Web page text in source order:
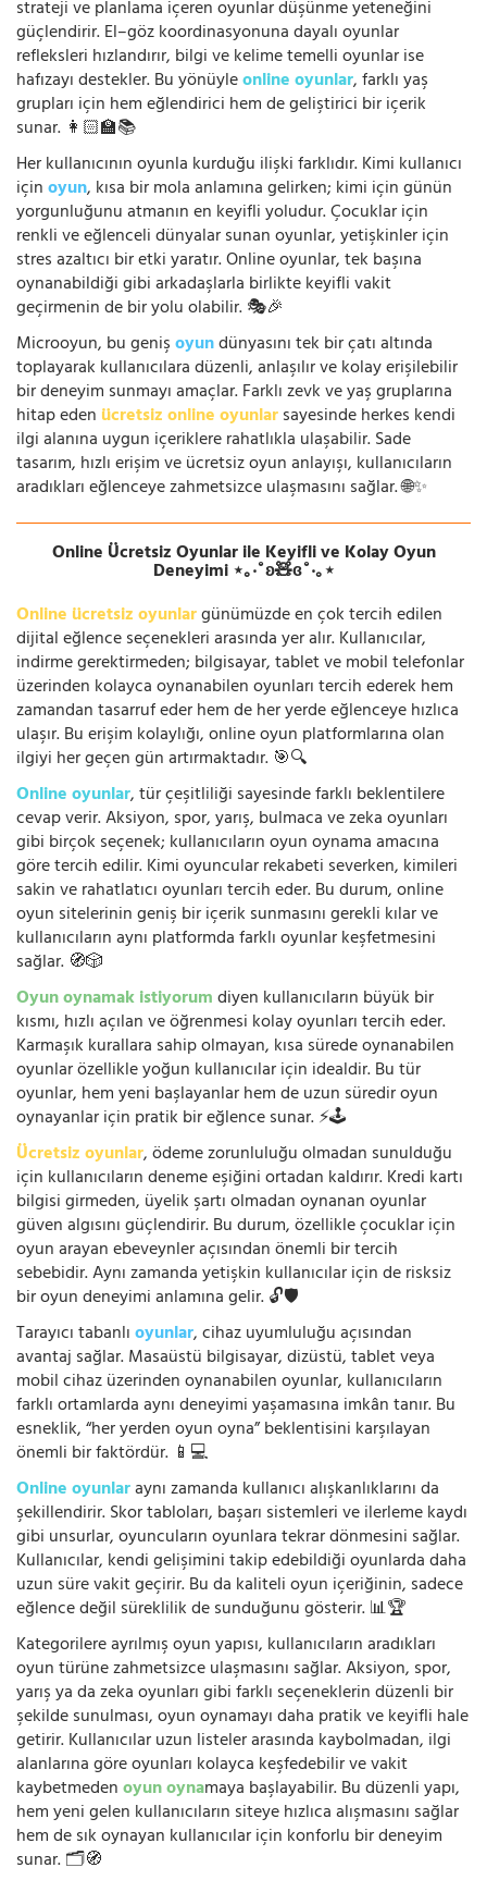
strateji ve planlama içeren oyunlar düşünme yeteneğini
güçlendirir. El–göz koordinasyonuna dayalı oyunlar
refleksleri hızlandırır, bilgi ve kelime temelli oyunlar ise
hafızayı destekler. Bu yönüyleonline oyunlar, farklı yaş
grupları için hem eğlendirici hem de geliştirici bir içerik
sunar. 👩🏻‍🏫📚
Her kullanıcının oyunla kurduğu ilişki farklıdır. Kimi kullanıcı
içinoyun, kısa bir mola anlamına gelirken; kimi için günün
yorgunluğunu atmanın en keyifli yoludur. Çocuklar için
renkli ve eğlenceli dünyalar sunan oyunlar, yetişkinler için
stres azaltıcı bir etki yaratır. Online oyunlar, tek başına
oynanabildiği gibi arkadaşlarla birlikte keyifli vakit
geçirmenin de bir yolu olabilir. 🎭🎉
Microoyun, bu genişoyundünyasını tek bir çatı altında
toplayarak kullanıcılara düzenli, anlaşılır ve kolay erişilebilir
bir deneyim sunmayı amaçlar. Farklı zevk ve yaş gruplarına
hitap eden ücretsiz online oyunlarsayesinde herkes kendi
ilgi alanına uygun içeriklere rahatlıkla ulaşabilir. Sade
tasarım, hızlı erişim ve ücretsiz oyun anlayışı, kullanıcıların
aradıkları eğlenceye zahmetsizce ulaşmasını sağlar. 🌐✨
Online Ücretsiz Oyunlar ile Keyifli ve Kolay Oyun
Deneyimi ⋆｡‧˚ʚ🧸ɞ˚‧｡⋆
Online ücretsiz oyunlargünümüzde en çok tercih edilen
dijital eğlence seçenekleri arasında yer alır. Kullanıcılar,
indirme gerektirmeden; bilgisayar, tablet ve mobil telefonlar
üzerinden kolayca oynanabilen oyunları tercih ederek hem
zamandan tasarruf eder hem de her yerde eğlenceye hızlıca
ulaşır. Bu erişim kolaylığı, online oyun platformlarına olan
ilgiyi her geçen gün artırmaktadır. 🎯🔍
Online oyunlar, tür çeşitliliği sayesinde farklı beklentilere
cevap verir. Aksiyon, spor, yarış, bulmaca ve zeka oyunları
gibi birçok seçenek; kullanıcıların oyun oynama amacına
göre tercih edilir. Kimi oyuncular rekabeti severken, kimileri
sakin ve rahatlatıcı oyunları tercih eder. Bu durum, online
oyun sitelerinin geniş bir içerik sunmasını gerekli kılar ve
kullanıcıların aynı platformda farklı oyunlar keşfetmesini
sağlar. 🧭🎲
Oyun oynamak istiyorumdiyen kullanıcıların büyük bir
kısmı, hızlı açılan ve öğrenmesi kolay oyunları tercih eder.
Karmaşık kurallara sahip olmayan, kısa sürede oynanabilen
oyunlar özellikle yoğun kullanıcılar için idealdir. Bu tür
oyunlar, hem yeni başlayanlar hem de uzun süredir oyun
oynayanlar için pratik bir eğlence sunar. ⚡🕹️
Ücretsiz oyunlar, ödeme zorunluluğu olmadan sunulduğu
için kullanıcıların deneme eşiğini ortadan kaldırır. Kredi kartı
bilgisi girmeden, üyelik şartı olmadan oynanan oyunlar
güven algısını güçlendirir. Bu durum, özellikle çocuklar için
oyun arayan ebeveynler açısından önemli bir tercih
sebebidir. Aynı zamanda yetişkin kullanıcılar için de risksiz
bir oyun deneyimi anlamına gelir. 🔓🛡️
Tarayıcı tabanlıoyunlar, cihaz uyumluluğu açısından
avantaj sağlar. Masaüstü bilgisayar, dizüstü, tablet veya
mobil cihaz üzerinden oynanabilen oyunlar, kullanıcıların
farklı ortamlarda aynı deneyimi yaşamasına imkân tanır. Bu
esneklik, “her yerden oyun oyna” beklentisini karşılayan
önemli bir faktördür. 📱💻
Online oyunlaraynı zamanda kullanıcı alışkanlıklarını da
şekillendirir. Skor tabloları, başarı sistemleri ve ilerleme kaydı
gibi unsurlar, oyuncuların oyunlara tekrar dönmesini sağlar.
Kullanıcılar, kendi gelişimini takip edebildiği oyunlarda daha
uzun süre vakit geçirir. Bu da kaliteli oyun içeriğinin, sadece
eğlence değil süreklilik de sunduğunu gösterir. 📊🏆
Kategorilere ayrılmış oyun yapısı, kullanıcıların aradıkları
oyun türüne zahmetsizce ulaşmasını sağlar. Aksiyon, spor,
yarış ya da zeka oyunları gibi farklı seçeneklerin düzenli bir
şekilde sunulması, oyun oynamayı daha pratik ve keyifli hale
getirir. Kullanıcılar uzun listeler arasında kaybolmadan, ilgi
alanlarına göre oyunları kolayca keşfedebilir ve vakit
kaybetmedenoyun oynamaya başlayabilir. Bu düzenli yapı,
hem yeni gelen kullanıcıların siteye hızlıca alışmasını sağlar
hem de sık oynayan kullanıcılar için konforlu bir deneyim
sunar. 🗂️🧭